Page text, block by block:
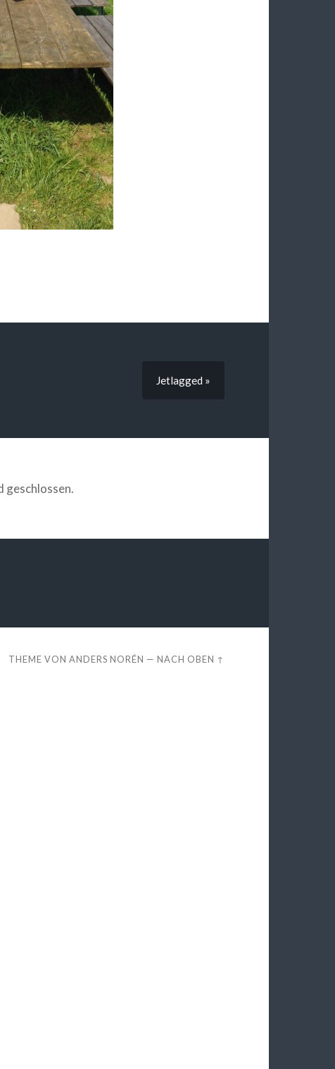
Jetlagged »
geschlossen.
THEME VONANDERS NORÉN —NACH OBEN ↑